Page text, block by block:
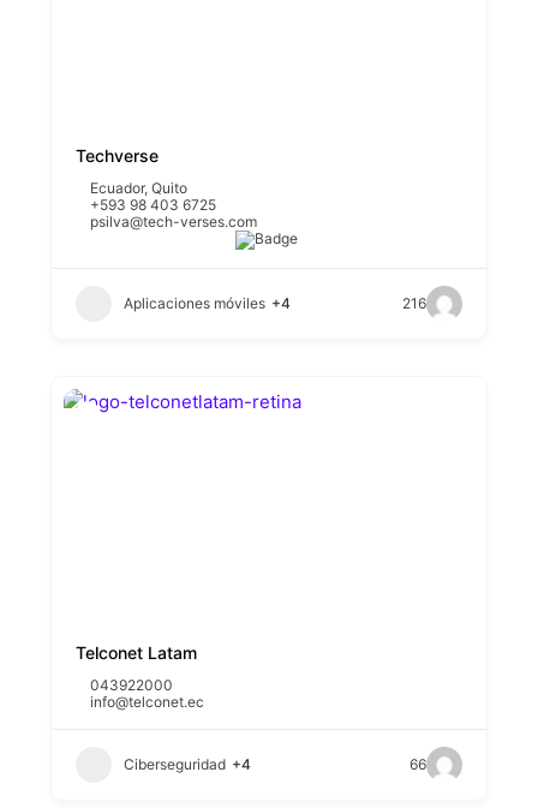
Techverse
Ecuador,Quito
+593 98 403 6725
psilva@tech-verses.com
Aplicaciones móviles +4 216
Telconet Latam
043922000
info@telconet.ec
Ciberseguridad +4 66